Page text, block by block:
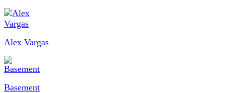
Alex Vargas
Basement